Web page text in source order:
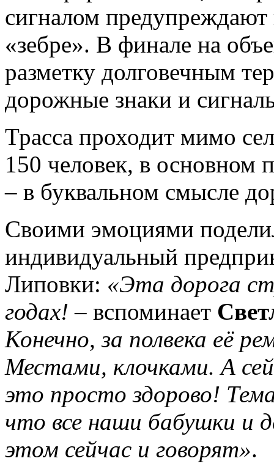
сигналом
«зебре». В финале на
разметку долговечным
дорожные знаки и
Трасса проходит мимо
150 человек, в основном
– в буквальном смысле
Своими эмоциями
индивидуальный
Липовки: «Эта дорога
годах! – вспоминает
Конечно, за полвека её
Местами, клочками. А
это просто здорово!
что все наши бабушки и
этом сейчас и говорят».